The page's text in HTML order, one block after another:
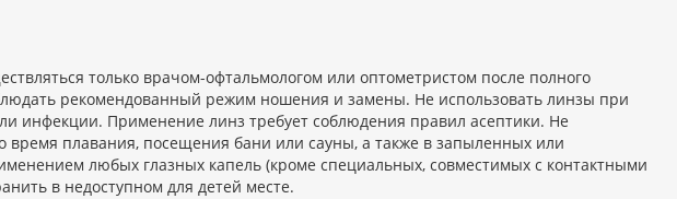
только врачом-офтальмологом или оптометристом после полного
рекомендованный режим ношения и замены. Не использовать линзы при
инфекции. Применение линз требует соблюдения правил асептики. Не
время плавания, посещения бани или сауны, а также в запыленных или
любых глазных капель (кроме специальных, совместимых с контактными
в недоступном для детей месте.